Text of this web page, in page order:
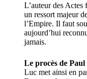
L’auteur des Actes
un ressort majeur
l’Empire. Il faut
aujourd’hui
jamais.
Le procès de Paul
Luc met ainsi en